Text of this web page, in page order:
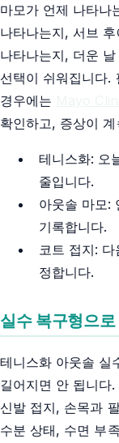
마모가 언제 나타나
나타나는지, 서브
나타나는지, 더운
선택이 쉬워집니다.
경우에는
확인하고, 증상이
테니스화: 오
줄입니다.
아웃솔 마모:
기록합니다.
코트 접지:
정합니다.
실수 복구형으
테니스화 아웃솔 실
길어지면 안 됩니다
신발 접지, 손목과
수분 상태, 수면 부